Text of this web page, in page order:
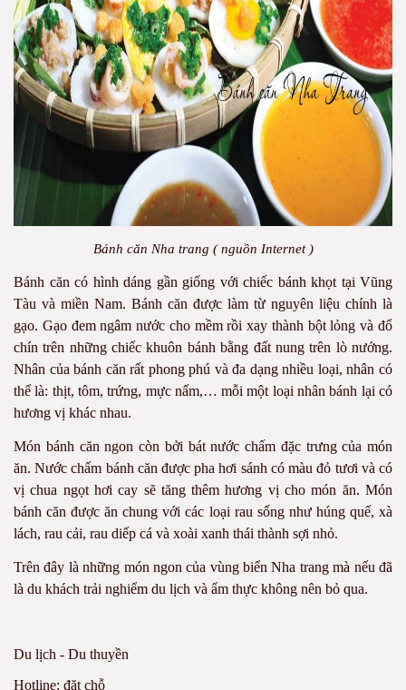
Bánh căn Nha trang ( nguồn Internet )
Bánh căn có hình dáng gần giống với chiếc bánh khọt tại Vũng
Tàu và miền Nam. Bánh căn được làm từ nguyên liệu chính là
gạo. Gạo đem ngâm nước cho mềm rồi xay thành bột lỏng và đổ
chín trên những chiếc khuôn bánh bằng đất nung trên lò nướng.
Nhân của bánh căn rất phong phú và đa dạng nhiều loại, nhân có
thể là: thịt, tôm, trứng, mực nấm,… mỗi một loại nhân bánh lại có
hương vị khác nhau.
Món bánh căn ngon còn bởi bát nước chấm đặc trưng của món
ăn. Nước chấm bánh căn được pha hơi sánh có màu đỏ tươi và có
vị chua ngọt hơi cay sẽ tăng thêm hương vị cho món ăn. Món
bánh căn được ăn chung với các loại rau sống như húng quế, xà
lách, rau cải, rau diếp cá và xoài xanh thái thành sợi nhỏ.
Trên đây là những món ngon của vùng biển Nha trang mà nếu đã
là du khách trải nghiểm du lịch và ẩm thực không nên bỏ qua.
Du lịch - Du thuyền
Hotline: đặt chỗ